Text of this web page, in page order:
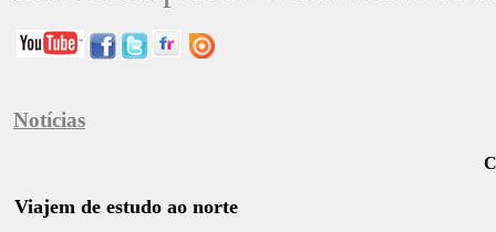
Notícias
Viajem de estudo ao norte